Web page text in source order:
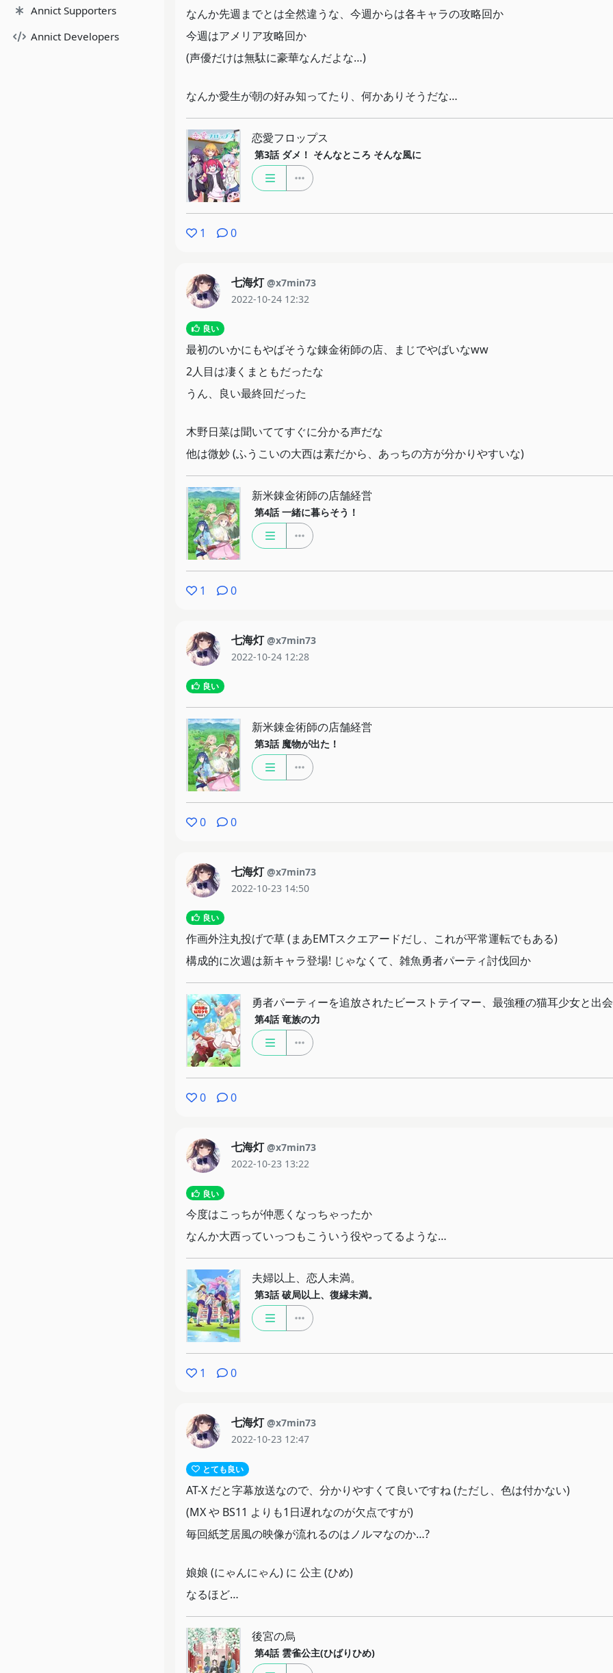
Annict Supporters
Annict Developers
なんか先週までとは全然違うな、今週からは各キャラの攻略回か
今週はアメリア攻略回か
(声優だけは無駄に豪華なんだよな…)
なんか愛生が朝の好み知ってたり、何かありそうだな…
恋愛フロップス
第3話 ダメ！ そんなところ そんな風に
1 0
七海灯 @x7min73
2022-10-24 12:32
良い
最初のいかにもやばそうな錬金術師の店、まじでやばいなww
2人目は凄くまともだったな
うん、良い最終回だった
木野日菜は聞いててすぐに分かる声だな
他は微妙 (ふうこいの大西は素だから、あっちの方が分かりやすいな)
新米錬金術師の店舗経営
第4話 一緒に暮らそう！
1 0
七海灯 @x7min73
2022-10-24 12:28
良い
新米錬金術師の店舗経営
第3話 魔物が出た！
0 0
七海灯 @x7min73
2022-10-23 14:50
良い
作画外注丸投げで草 (まあEMTスクエアードだし、これが平常運転でもある)
構成的に次週は新キャラ登場! じゃなくて、雑魚勇者パーティ討伐回か
勇者パーティーを追放されたビーストテイマー、最強種の猫耳少女と出
第4話 竜族の力
0 0
七海灯 @x7min73
2022-10-23 13:22
良い
今度はこっちが仲悪くなっちゃったか
なんか大西っていっつもこういう役やってるような…
夫婦以上、恋人未満。
第3話 破局以上、復縁未満。
1 0
七海灯 @x7min73
2022-10-23 12:47
とても良い
AT-X だと字幕放送なので、分かりやすくて良いですね (ただし、色は付かない)
(MX や BS11 よりも1日遅れなのが欠点ですが)
毎回紙芝居風の映像が流れるのはノルマなのか…?
娘娘 (にゃんにゃん) に 公主 (ひめ)
なるほど…
後宮の烏
第4話 雲雀公主(ひばりひめ)